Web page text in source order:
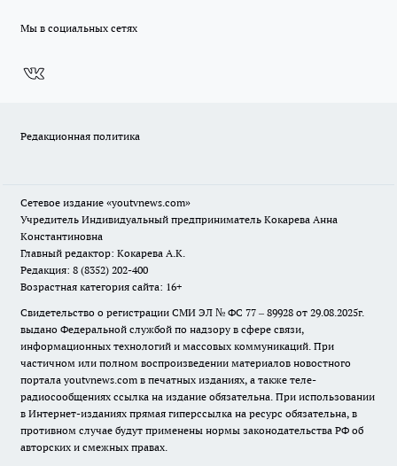
Мы в социальных сетях
Редакционная политика
Сетевое издание «youtvnews.com»
Учредитель Индивидуальный предприниматель Кокарева Анна
Константиновна
Главный редактор: Кокарева А.К.
Редакция: 8 (8352) 202-400
Возрастная категория сайта: 16+
Свидетельство о регистрации СМИ ЭЛ № ФС 77 – 89928 от 29.08.2025г.
выдано Федеральной службой по надзору в сфере связи,
информационных технологий и массовых коммуникаций. При
частичном или полном воспроизведении материалов новостного
портала youtvnews.com в печатных изданиях, а также теле-
радиосообщениях ссылка на издание обязательна. При использовании
в Интернет-изданиях прямая гиперссылка на ресурс обязательна, в
противном случае будут применены нормы законодательства РФ об
авторских и смежных правах.